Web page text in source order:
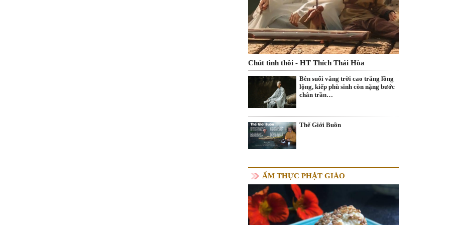
Chút tình thôi - HT Thích Thái Hòa
Bên suối vắng trời cao trăng lồng
lộng, kiếp phù sinh còn nặng bước
chân trần…
Thế Giới Buồn
ẨM THỰC PHẬT GIÁO